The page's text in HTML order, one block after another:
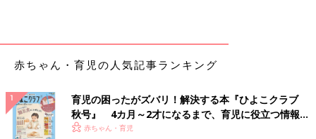
赤ちゃん・育児の人気記事ランキング
育児の困ったがズバリ！解決する本『ひよこクラブ
秋号』 4カ月～2才になるまで、育児に役立つ情報が
いっぱい！
赤ちゃん・育児